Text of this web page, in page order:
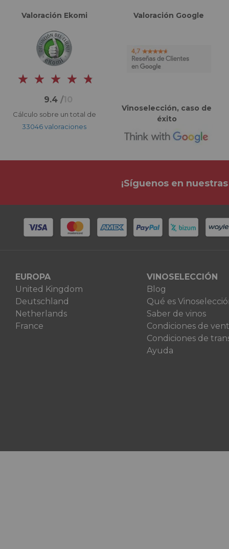
Valoración Ekomi
9.4 /10
Cálculo sobre un total de
33046 valoraciones
Valoración Google
Vinoselección, caso de
éxito
¡Síguenos en
EUROPA
United Kingdom
Deutschland
Netherlands
France
VINOSELECCIÓN
Blog
Qué es
Saber de vinos
Condiciones de
Condiciones de
Ayuda